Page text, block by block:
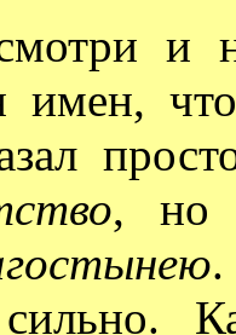
и на
имен,
, но